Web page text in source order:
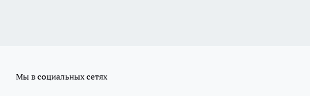
Мы в социальных сетях